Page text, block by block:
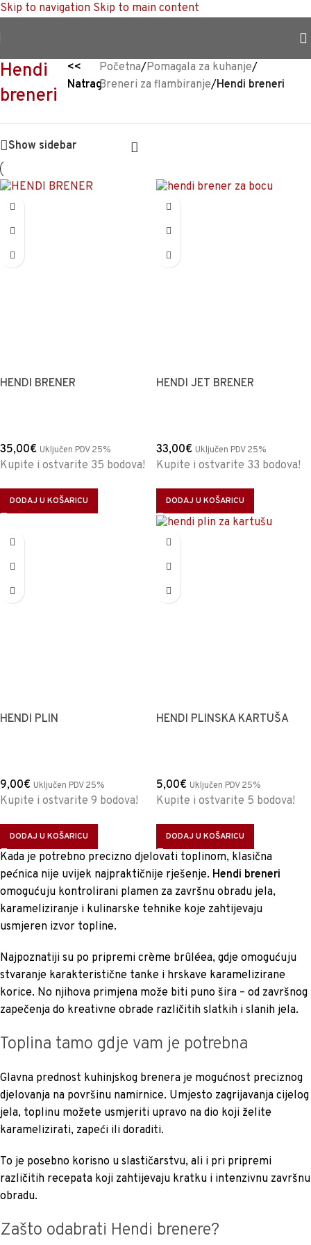
Skip to navigation Skip to main content
Hendi
breneri
<<
Natrag
Početna/Pomagala za kuhanje/
Breneri za flambiranje/Hendi breneri
Show sidebar
HENDI BRENER
35,00€ Uključen PDV 25%
Kupite i ostvarite 35 bodova!
DODAJ U KOŠARICU
HENDI JET BRENER
33,00€ Uključen PDV 25%
Kupite i ostvarite 33 bodova!
DODAJ U KOŠARICU
HENDI PLIN
9,00€ Uključen PDV 25%
Kupite i ostvarite 9 bodova!
DODAJ U KOŠARICU
HENDI PLINSKA KARTUŠA
5,00€ Uključen PDV 25%
Kupite i ostvarite 5 bodova!
DODAJ U KOŠARICU
Kada je potrebno precizno djelovati toplinom, klasična
pećnica nije uvijek najpraktičnije rješenje. Hendi breneri
omogućuju kontrolirani plamen za završnu obradu jela,
karameliziranje i kulinarske tehnike koje zahtijevaju
usmjeren izvor topline.
Najpoznatiji su po pripremi crème brûléea, gdje omogućuju
stvaranje karakteristične tanke i hrskave karamelizirane
korice. No njihova primjena može biti puno šira – od završnog
zapečenja do kreativne obrade različitih slatkih i slanih jela.
Toplina tamo gdje vam je potrebna
Glavna prednost kuhinjskog brenera je mogućnost preciznog
djelovanja na površinu namirnice. Umjesto zagrijavanja cijelog
jela, toplinu možete usmjeriti upravo na dio koji želite
karamelizirati, zapeći ili doraditi.
To je posebno korisno u slastičarstvu, ali i pri pripremi
različitih recepata koji zahtijevaju kratku i intenzivnu završnu
obradu.
Zašto odabrati Hendi brenere?